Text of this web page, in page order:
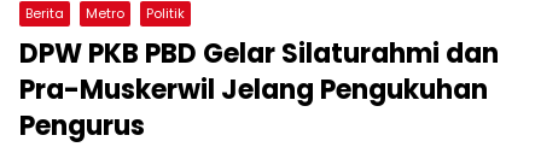
Berita Metro Politik
DPW PKB PBD Gelar Silaturahmi dan
Pra-Muskerwil Jelang Pengukuhan
Pengurus